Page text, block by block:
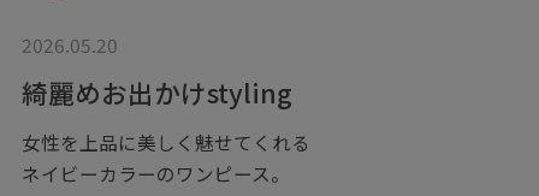
2026.05.20
綺麗めお出かけstyling
女性を上品に美しく魅せてくれる
ネイビーカラーのワンピース。